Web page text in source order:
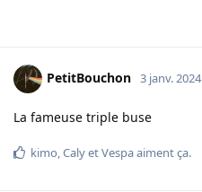
PetitBouchon 3 janv. 2024
La fameuse triple buse
kimo,CalyetVespaaiment ça.